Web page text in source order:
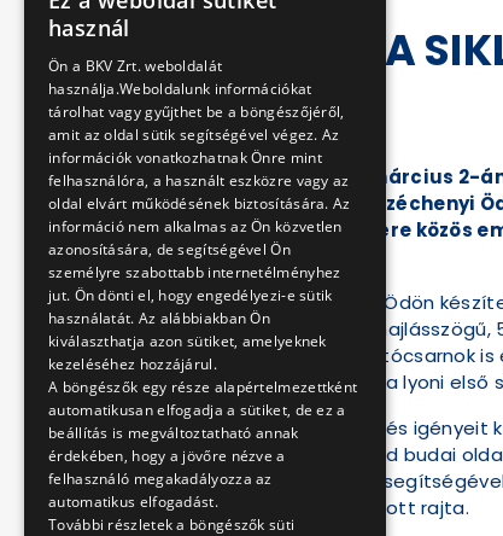
150 ÉVES A
A BKV
2020-03-02 12:27:07
Ma 150 éve – 1870. március
megépítését gróf Széchenyi
évforduló tiszteletére közös
vezérigazgatója.
Első terveit Jaruszek Ödön
nyomtávú, 30 fokos
végén impozáns indítócsarnok
ugyanis – hasonlóan a lyoni első
A közösségi közlekedés
a frissen épült Lánchíd budai
egyszerűsödött le a
Ferenc József is utazott rajta.
használ
Ön a BKV Zrt. weboldalát
használja.Weboldalunk információkat
tárolhat vagy gyűjthet be a böngészőjéről,
amit az oldal sütik segítségével végez. Az
információk vonatkozhatnak Önre mint
felhasználóra, a használt eszközre vagy az
oldal elvárt működésének biztosítására. Az
információ nem alkalmas az Ön közvetlen
azonosítására, de segítségével Ön
személyre szabottabb internetélményhez
jut. Ön dönti el, hogy engedélyezi-e sütik
használatát. Az alábbiakban Ön
kiválaszthatja azon sütiket, amelyeknek
kezeléséhez hozzájárul.
A böngészők egy része alapértelmezettként
automatikusan elfogadja a sütiket, de ez a
beállítás is megváltoztatható annak
érdekében, hogy a jövőre nézve a
felhasználó megakadályozza az
automatikus elfogadást.
További részletek a böngészők süti